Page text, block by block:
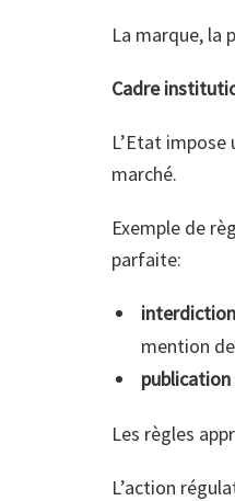
La marque, la
Cadre
L’Etat
marché.
Exemple de
parfaite:
mention
Les règles
L’action